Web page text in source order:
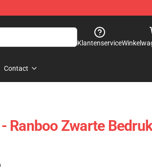
Klantenservice
Contact
Ranboo Zwarte